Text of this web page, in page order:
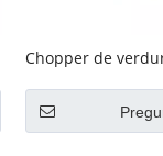
Chopper de